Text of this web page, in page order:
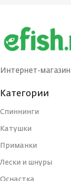
Интернет-
Категории
Спиннинги
Катушки
Приманки
Лески и шнуры
Оснастка